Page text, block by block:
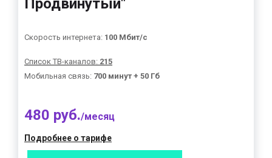
Продвинутый"
Скорость интернета: 100 Мбит/с
Список ТВ-каналов: 215
Мобильная связь: 700 минут + 50 Гб
480 руб./месяц
Подробнее о тарифе